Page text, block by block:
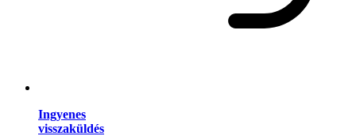
Ingyenes
visszaküldés